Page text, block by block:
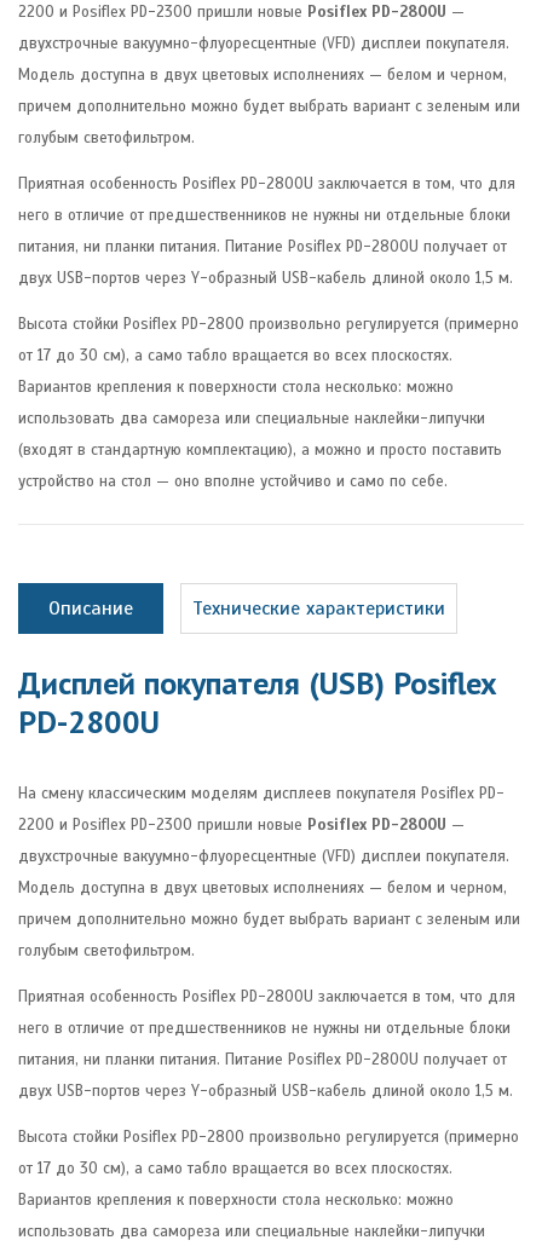
2200 и Posiflex PD-2300 пришли новые Posiflex PD-2800U —
двухстрочные вакуумно-флуоресцентные (VFD) дисплеи покупателя.
Модель доступна в двух цветовых исполнениях — белом и черном,
причем дополнительно можно будет выбрать вариант с зеленым или
голубым светофильтром.
Приятная особенность Posiflex PD-2800U заключается в том, что для
него в отличие от предшественников не нужны ни отдельные блоки
питания, ни планки питания. Питание Posiflex PD-2800U получает от
двух USB-портов через Y-образный USB-кабель длиной около 1,5 м.
Высота стойки Posiflex PD-2800 произвольно регулируется (примерно
от 17 до 30 см), а само табло вращается во всех плоскостях.
Вариантов крепления к поверхности стола несколько: можно
использовать два самореза или специальные наклейки-липучки
(входят в стандартную комплектацию), а можно и просто поставить
устройство на стол — оно вполне устойчиво и само по себе.
Описание Технические характеристики
Дисплей покупателя (USB) Posiflex
PD-2800U
На смену классическим моделям дисплеев покупателя Posiflex PD-
2200 и Posiflex PD-2300 пришли новые Posiflex PD-2800U —
двухстрочные вакуумно-флуоресцентные (VFD) дисплеи покупателя.
Модель доступна в двух цветовых исполнениях — белом и черном,
причем дополнительно можно будет выбрать вариант с зеленым или
голубым светофильтром.
Приятная особенность Posiflex PD-2800U заключается в том, что для
него в отличие от предшественников не нужны ни отдельные блоки
питания, ни планки питания. Питание Posiflex PD-2800U получает от
двух USB-портов через Y-образный USB-кабель длиной около 1,5 м.
Высота стойки Posiflex PD-2800 произвольно регулируется (примерно
от 17 до 30 см), а само табло вращается во всех плоскостях.
Вариантов крепления к поверхности стола несколько: можно
использовать два самореза или специальные наклейки-липучки